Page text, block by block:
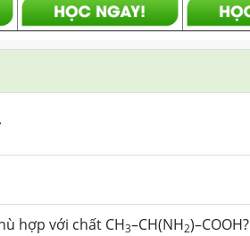
hợp với chất CH3–CH(NH2)–COOH?